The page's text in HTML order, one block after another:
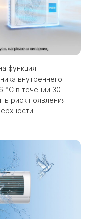
функция
внутреннего
°С в течении 30
риск появления